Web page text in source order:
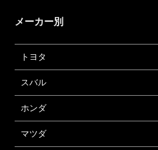
メーカー別
トヨタ
スバル
ホンダ
マツダ